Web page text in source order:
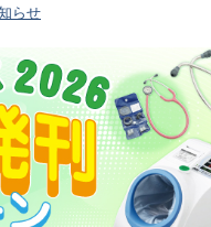
らせ